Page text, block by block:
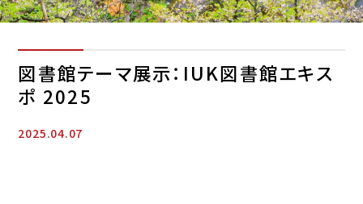
図書館テーマ展示：IUK図書館エキス
ポ 2025
2025.04.07